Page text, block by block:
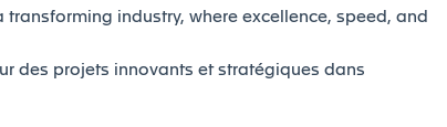
industry, where excellence, speed, and
des projets innovants et stratégiques dans